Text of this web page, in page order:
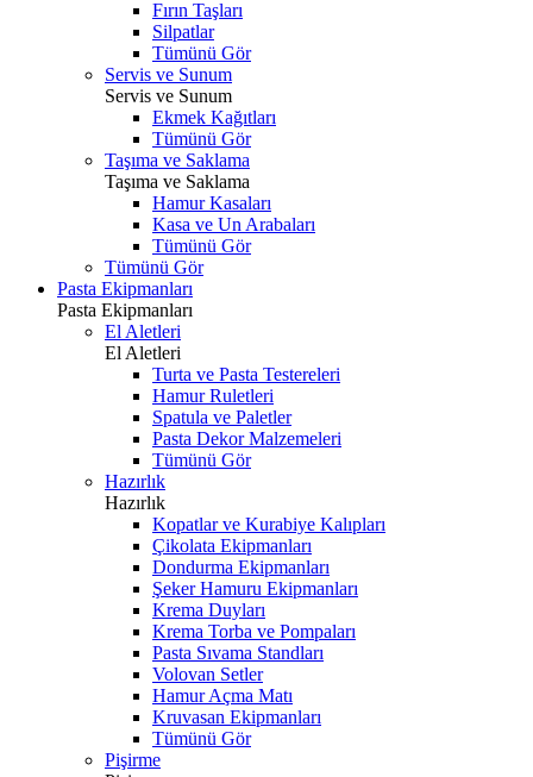
Fırın Taşları
Silpatlar
Tümünü Gör
Servis ve Sunum
Servis ve Sunum
Ekmek Kağıtları
Tümünü Gör
Taşıma ve Saklama
Taşıma ve Saklama
Hamur Kasaları
Kasa ve Un Arabaları
Tümünü Gör
Tümünü Gör
Pasta Ekipmanları
Pasta Ekipmanları
El Aletleri
El Aletleri
Turta ve Pasta Testereleri
Hamur Ruletleri
Spatula ve Paletler
Pasta Dekor Malzemeleri
Tümünü Gör
Hazırlık
Hazırlık
Kopatlar ve Kurabiye Kalıpları
Çikolata Ekipmanları
Dondurma Ekipmanları
Şeker Hamuru Ekipmanları
Krema Duyları
Krema Torba ve Pompaları
Pasta Sıvama Standları
Volovan Setler
Hamur Açma Matı
Kruvasan Ekipmanları
Tümünü Gör
Pişirme